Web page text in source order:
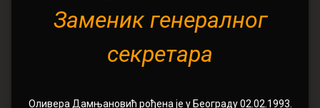
Заменик генералног
секретара
Оливера Дамњановић рођена је у Београду 02.02.1993.